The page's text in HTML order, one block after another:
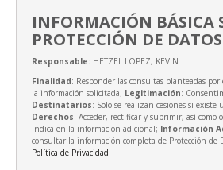
INFORMACIÓN BÁSICA
PROTECCIÓN DE DATOS
Responsable: HETZEL LOPEZ, KEVIN
Finalidad: Responder las consultas planteadas
la información solicitada; Legitimación:
Destinatarios: Solo se realizan cesiones si existe
Derechos: Acceder, rectificar y suprimir, así como
indica en la información adicional; Información
consultar la información completa de Protección de
Política de Privacidad.